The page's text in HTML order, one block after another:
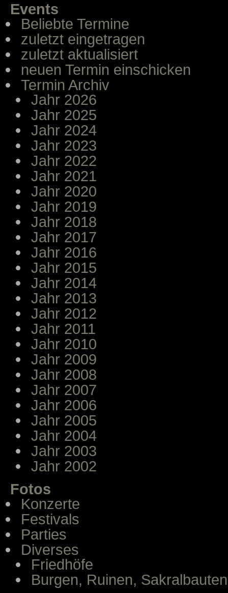
Events
Beliebte Termine
zuletzt eingetragen
zuletzt aktualisiert
neuen Termin einschicken
Termin Archiv
Jahr 2026
Jahr 2025
Jahr 2024
Jahr 2023
Jahr 2022
Jahr 2021
Jahr 2020
Jahr 2019
Jahr 2018
Jahr 2017
Jahr 2016
Jahr 2015
Jahr 2014
Jahr 2013
Jahr 2012
Jahr 2011
Jahr 2010
Jahr 2009
Jahr 2008
Jahr 2007
Jahr 2006
Jahr 2005
Jahr 2004
Jahr 2003
Jahr 2002
Fotos
Konzerte
Festivals
Parties
Diverses
Friedhöfe
Burgen, Ruinen, Sakralbauten